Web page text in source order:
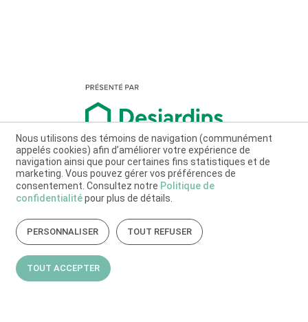
Nous utilisons des témoins de navigation (communément
appelés cookies) afin d’améliorer votre expérience de
navigation ainsi que pour certaines fins statistiques et de
marketing. Vous pouvez gérer vos préférences de
consentement. Consultez notre Politique de
confidentialitépour plus de détails.
PERSONNALISER TOUT REFUSER
TOUT ACCEPTER